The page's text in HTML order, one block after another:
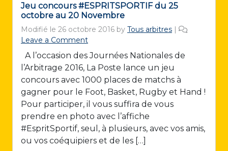
Jeu concours #ESPRITSPORTIF du 25
octobre au 20 Novembre
Modifié le 26 octobre 2016 by Tous arbitres |
Leave a Comment
A l’occasion des Journées Nationales de
l’Arbitrage 2016, La Poste lance un jeu
concours avec 1000 places de matchs à
gagner pour le Foot, Basket, Rugby et Hand !
Pour participer, il vous suffira de vous
prendre en photo avec l’affiche
#EspritSportif, seul, à plusieurs, avec vos amis,
ou vos coéquipiers et de les […]